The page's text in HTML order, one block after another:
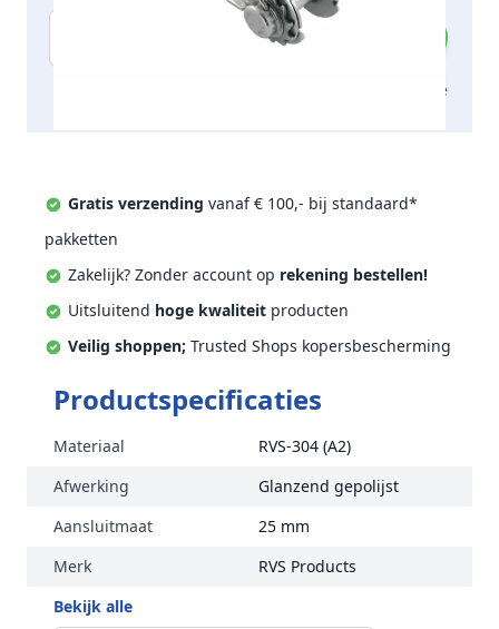
Aantal
Toevoegen aan offerte
Gratis verzending vanaf € 100,- bij standaard*
pakketten
Zakelijk? Zonder account op rekening bestellen!
Uitsluitend hoge kwaliteit producten
Veilig shoppen; Trusted Shops kopersbescherming
Productspecificaties
Materiaal
RVS-304 (A2)
Afwerking
Glanzend gepolijst
Aansluitmaat
25 mm
Merk
RVS Products
Bekijk alle